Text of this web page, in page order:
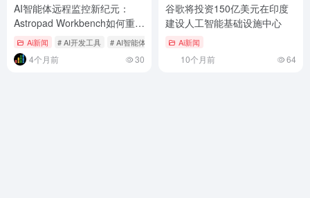
AI智能体远程监控新纪元：
Astropad Workbench如何重塑
远程桌面，专为AI时代而生？
Ai新闻 # AI开发工具 # AI智能体 # AI监控
4个月前 30
谷歌将投资150亿美元在印度
建设人工智能基础设施中心
Ai新闻
10个月前 64